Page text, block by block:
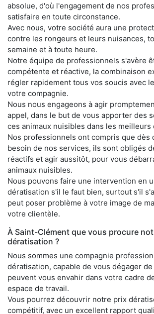
absolue, d'où l'engagement de nos
satisfaire en toute circonstance.
Avec nous, votre société aura une
contre les rongeurs et leurs nuisances,
semaine et à toute heure.
Notre équipe de professionnels s'avère
compétente et réactive, la combinaison
régler rapidement tous vos soucis avec
votre compagnie.
Nous nous engageons à agir
appel, dans le but de vous apporter des
ces animaux nuisibles dans les meilleurs
Nos professionnels ont compris que dès
besoin de nos services, ils sont obligés
réactifs et agir aussitôt, pour vous
animaux nuisibles.
Nous pouvons faire une intervention en
dératisation s'il le faut bien, surtout s'il
peut poser problème à votre image de
votre clientèle.
À Saint-Clément que vous procure
dératisation ?
Nous sommes une compagnie
dératisation, capable de vous dégager
peuvent vous envahir dans votre cadre
espace de travail.
Vous pourrez découvrir notre prix
compétitif, avec un excellent rapport